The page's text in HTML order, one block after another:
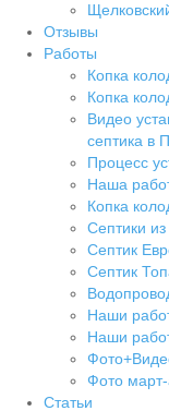
Отзывы
Работы
Копка
Копка
Видео
септика в
Процесс
Наша
Копка
Септики из
Септик
Септик
Наши
Наши
Фото
Статьи